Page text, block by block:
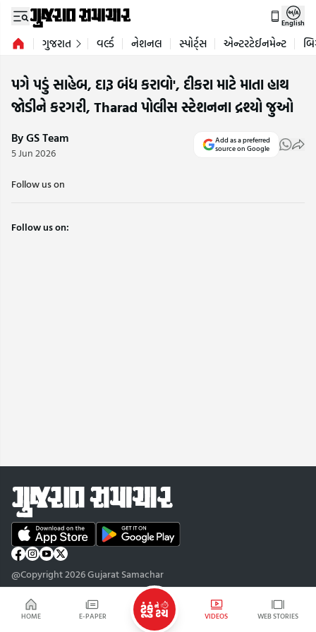
HOME E-PAPER VIDEOS WEB STORIES
English
ગુજરાત વર્લ્ડ નેશનલ સ્પોર્ટ્સ એન્ટરટેઈનમેન્ટ
પગે પડું સાહેબ, દારૂ બંધ કરાવો', દીકરા માટે માતા હાથ
જોડીને કરગરી, Tharad પોલીસ સ્ટેશનના દ્રશ્યો જુઓ
By GS Team
5 Jun 2026
Add as a preferred
source on Google
Follow us on
Follow us on:
@Copyright 2026 Gujarat Samachar